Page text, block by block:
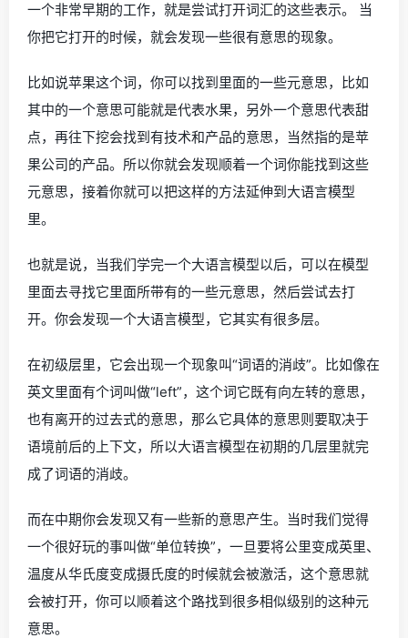
一个非常早期的工作，就是尝试打开词汇的这些表示。 当
你把它打开的时候，就会发现一些很有意思的现象。
比如说苹果这个词，你可以找到里面的一些元意思，比如
其中的一个意思可能就是代表水果，另外一个意思代表甜
点，再往下挖会找到有技术和产品的意思，当然指的是苹
果公司的产品。所以你就会发现顺着一个词你能找到这些
元意思，接着你就可以把这样的方法延伸到大语言模型
里。
也就是说，当我们学完一个大语言模型以后，可以在模型
里面去寻找它里面所带有的一些元意思，然后尝试去打
开。你会发现一个大语言模型，它其实有很多层。
在初级层里，它会出现一个现象叫“词语的消歧”。比如像在
英文里面有个词叫做“left”，这个词它既有向左转的意思，
也有离开的过去式的意思，那么它具体的意思则要取决于
语境前后的上下文，所以大语言模型在初期的几层里就完
成了词语的消歧。
而在中期你会发现又有一些新的意思产生。当时我们觉得
一个很好玩的事叫做“单位转换”，一旦要将公里变成英里、
温度从华氏度变成摄氏度的时候就会被激活，这个意思就
会被打开，你可以顺着这个路找到很多相似级别的这种元
意思。